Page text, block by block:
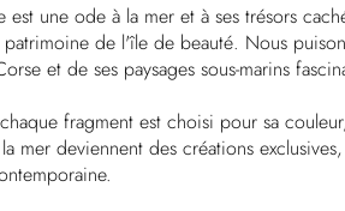
une ode à la mer et à ses trésors
de l'île de beauté. Nous
et de ses paysages sous-marins
fragment est choisi pour sa
mer deviennent des créations